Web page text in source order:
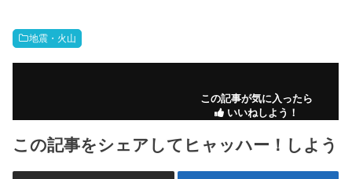
地震・火山
この記事が気に入ったら
いいねしよう！
この記事をシェアしてヒャッハー！しよう